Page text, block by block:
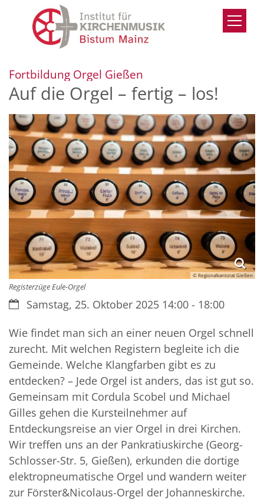
Zum Inhalt springen
Fortbildung Orgel Gießen
Auf die Orgel – fertig – los!
© Regionalkantorat Gießen
Registerzüge Eule-Orgel
Datum:Samstag, 25. Oktober 2025 14:00 - 18:00
Wie findet man sich an einer neuen Orgel schnell
zurecht. Mit welchen Registern begleite ich die
Gemeinde. Welche Klangfarben gibt es zu
entdecken? – Jede Orgel ist anders, das ist gut so.
Gemeinsam mit Cordula Scobel und Michael
Gilles gehen die Kursteilnehmer auf
Entdeckungsreise an vier Orgel in drei Kirchen.
Wir treffen uns an der Pankratiuskirche (Georg-
Schlosser-Str. 5, Gießen), erkunden die dortige
elektropneumatische Orgel und wandern weiter
zur Förster&Nicolaus-Orgel der Johanneskirche.